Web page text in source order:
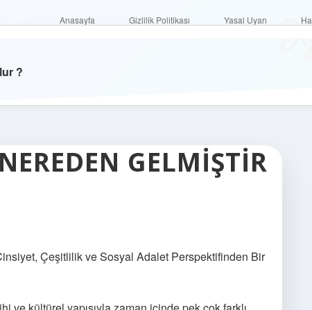
Anasayfa Gizlilik Politikası Yasal Uyarı
GELMIŞTIR
Çeşitlilik ve Sosyal Adalet Perspektifinden Bir
?
Anasayfa Gizlilik Politikası Yasal Uyarı